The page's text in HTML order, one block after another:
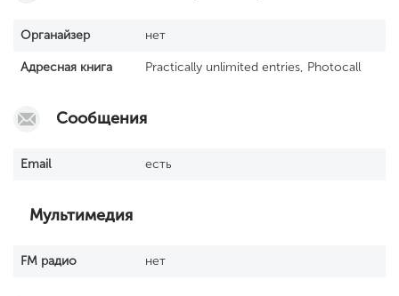
Органайзер нет
Адресная книга Practically unlimited entries, Photocall
Сообщения
Email есть
Мультимедия
FM радио нет